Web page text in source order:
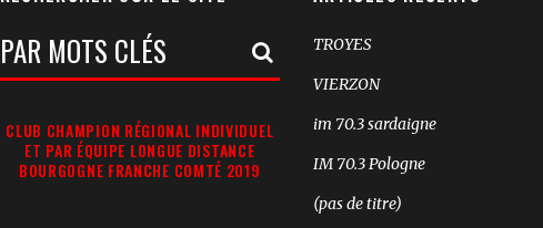
Votre
Recherche:
CLUB CHAMPION RÉGIONAL INDIVIDUEL
ET PAR ÉQUIPE LONGUE DISTANCE
BOURGOGNE FRANCHE COMTÉ 2019
TROYES
VIERZON
im 70.3 sardaigne
IM 70.3 Pologne
(pas de titre)